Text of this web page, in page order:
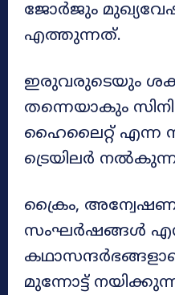
ജോർജും
എത്തുന്നത്.
ഇരുവരുടെയും
തന്നെയാകും
ഹൈലൈറ്റ്
ട്രെയിലർ
ക്രൈം,
സംഘർഷങ്ങൾ
മുന്നോട്ട്